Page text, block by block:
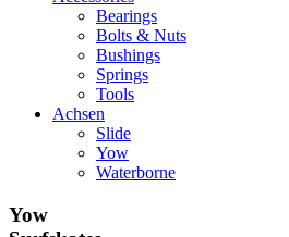
Bearings
Bolts & Nuts
Bushings
Springs
Tools
Achsen
Slide
Yow
Waterborne
Yow